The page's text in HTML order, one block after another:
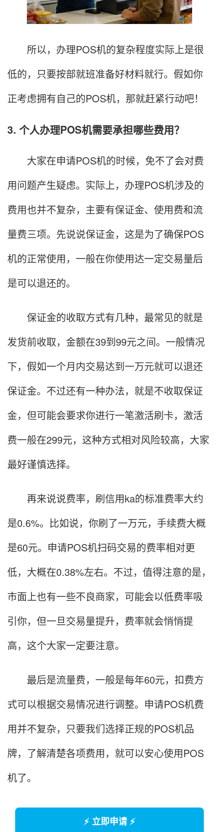
所以，办理POS机的复杂程度实际上是很
低的，只要按部就班准备好材料就行。假如你
正考虑拥有自己的POS机，那就赶紧行动吧！
3. 个人办理POS机需要承担哪些费用？
大家在申请POS机的时候，免不了会对费
用问题产生疑虑。实际上，办理POS机涉及的
费用也并不复杂，主要有保证金、使用费和流
量费三项。先说说保证金，这是为了确保POS
机的正常使用，一般在你使用达一定交易量后
是可以退还的。
保证金的收取方式有几种，最常见的就是
发货前收取，金额在39到99元之间。一般情况
下，假如一个月内交易达到一万元就可以退还
保证金。不过还有一种办法，就是不收取保证
金，但可能会要求你进行一笔激活刷卡，激活
费一般在299元，这种方式相对风险较高，大家
最好谨慎选择。
再来说说费率，刷信用ka的标准费率大约
是0.6%。比如说，你刷了一万元，手续费大概
是60元。申请POS机扫码交易的费率相对更
低，大概在0.38%左右。不过，值得注意的是，
市面上也有一些不良商家，可能会以低费率吸
引你，但一旦交易量提升，费率就会悄悄提
高，这个大家一定要注意。
最后是流量费，一般是每年60元，扣费方
式可以根据交易情况进行调整。申请POS机费
用并不复杂，只要我们选择正规的POS机品
牌，了解清楚各项费用，就可以安心使用POS
机了。
⚡ 立即申请 ⚡